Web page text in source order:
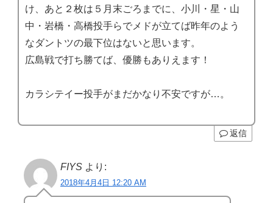
け、あと２枚は５月末ごろまでに、小川・星・山
中・岩橋・高橋投手らでメドが立てば昨年のよう
なダントツの最下位はないと思います。
広島戦で打ち勝てば、優勝もありえます！
カラシテイー投手がまだかなり不安ですが…。
返信
FIYS より:
2018年4月4日 12:20 AM